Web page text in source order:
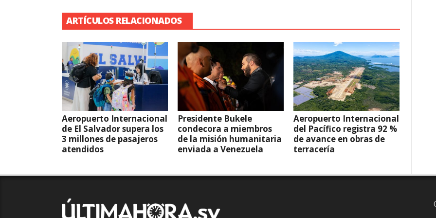
ARTÍCULOS RELACIONADOS
Aeropuerto Internacional
de El Salvador supera los
3 millones de pasajeros
atendidos
Presidente Bukele
condecora a miembros
de la misión humanitaria
enviada a Venezuela
Aeropuerto Internacional
del Pacífico registra 92 %
de avance en obras de
terracería